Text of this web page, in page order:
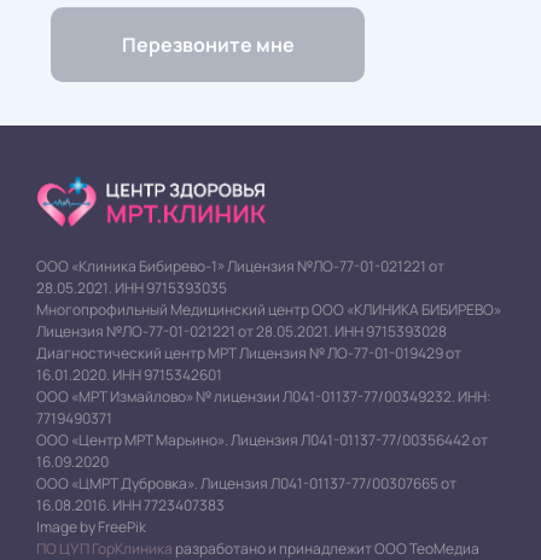
ООО «Клиника Бибирево-1» Лицензия №ЛО-77-01-021221 от
28.05.2021. ИНН 9715393035
Многопрофильный Медицинский центр ООО «КЛИНИКА БИБИРЕВО»
Лицензия №ЛО-77-01-021221 от 28.05.2021. ИНН 9715393028
Диагностический центр МРТ Лицензия № ЛО-77-01-019429 от
16.01.2020. ИНН 9715342601
ООО «МРТ Измайлово» № лицензии Л041-01137-77/00349232. ИНН:
7719490371
ООО «Центр МРТ Марьино». Лицензия Л041-01137-77/00356442 от
16.09.2020
ООО «ЦМРТ Дубровка». Лицензия Л041-01137-77/00307665 от
16.08.2016. ИНН 7723407383
Image by FreePik
ПО ЦУП ГорКлиника разработано и принадлежит ООО ТеоМедиа